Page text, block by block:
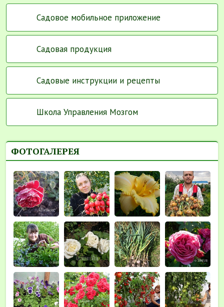
Садовое мобильное приложение
Садовая продукция
Садовые инструкции и рецепты
Школа Управления Мозгом
ФОТОГАЛЕРЕЯ